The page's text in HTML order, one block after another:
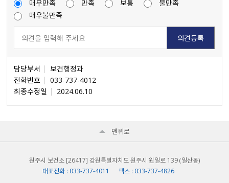
매우만족
만족 보통
불만족
매우불만족
담당부서
보건행정과
전화번호
033-737-4012
최종수정일
2024.06.10
맨위로
원주시 보건소 [26417] 강원특별자치도 원주시 원일로 139 （일산동）
대표전화 : 033-737-4011 팩스 : 033-737-4826